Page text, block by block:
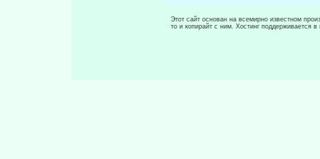
Этот сайт основан на всемирно известном
то и копирайт с ним. Хостинг поддерживается